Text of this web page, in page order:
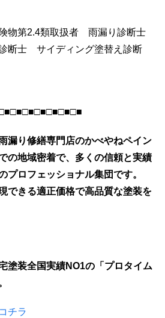
物第2.4類取扱者 雨漏り診断士
断士 サイディング塗替え診断
漏り修繕専門店のかべやねペイン
の地域密着で、多くの信頼と実績
プロフェッショナル集団です。
できる適正価格で高品質な塗装を
塗装全国実績NO1の「プロタイム
コチラ